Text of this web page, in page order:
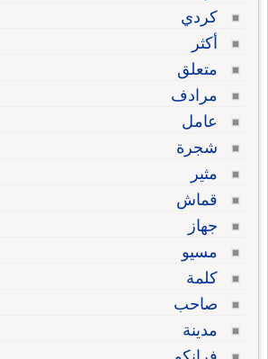
كردي
أكثر
متعلق
مرادف
عامل
شجرة
مثير
قماش
جهاز
مسيو
كلمة
صاحب
مدينة